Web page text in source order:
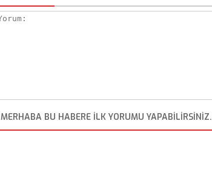
MERHABA BU HABERE ILK YORUMU YAPABILIRSINIZ.